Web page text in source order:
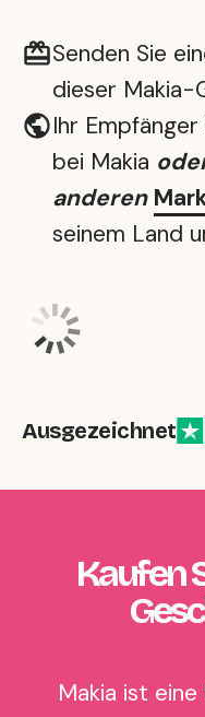
Senden Sie
dieser Makia-
Ihr
bei Makia
anderen
seinem Land
Ausgezeichnet
Kaufen
Makia ist